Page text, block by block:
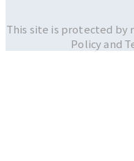
This site is protected by
Policy and